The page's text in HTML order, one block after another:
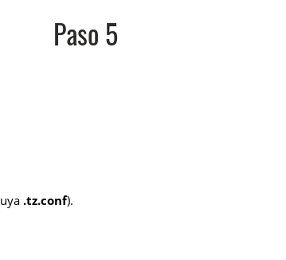
Paso 5
.tz.conf).